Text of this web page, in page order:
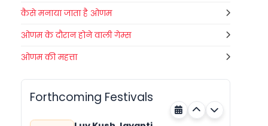
कैसे मनाया जाता है ओणम
ओणम के दौरान होने वाली गेम्स
ओणम की महत्ता
Forthcoming Festivals
07 Gogamedi Fair
on August/September and its a major
honor Gogaji...
Rajasthan Today